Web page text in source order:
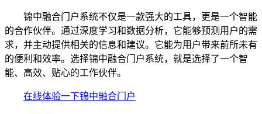
锦中融合门户系统不仅是一款强大的工具，更是一个智能
的合作伙伴。通过深度学习和数据分析，它能够预测用户的需
求，并主动提供相关的信息和建议。它能为用户带来前所未有
的便利和效率。选择锦中融合门户系统，就是选择了一个智
能、高效、贴心的工作伙伴。
在线体验一下锦中融合门户